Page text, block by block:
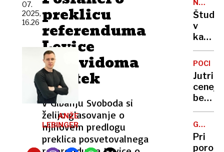
preklicu
referenduma
Levice
predvidoma
v petek
V Gibanju Svoboda si
želijo glasovanje o
njihovem predlogu
preklica posvetovalnega
07.
2025,
16.26
ANŽE
LEBINGER
ena
smrtna
žrtev
o
gradnji
160-
v
NEMŠKI
TRG
DELA
v
bo
najti
in
kje
bo
največ
Jutri
cenejši
bencin,
dizel
in
kurilno
olje
GORNJA
Pri
porodu